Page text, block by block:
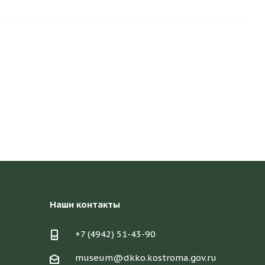
Наши контакты
+7 (4942) 51-43-90
museum@dkko.kostroma.gov.ru